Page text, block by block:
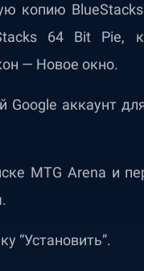
копию
64 Bit Pie,
— Новое окно.
Google аккаунт
MTG Arena и
“Установить”.